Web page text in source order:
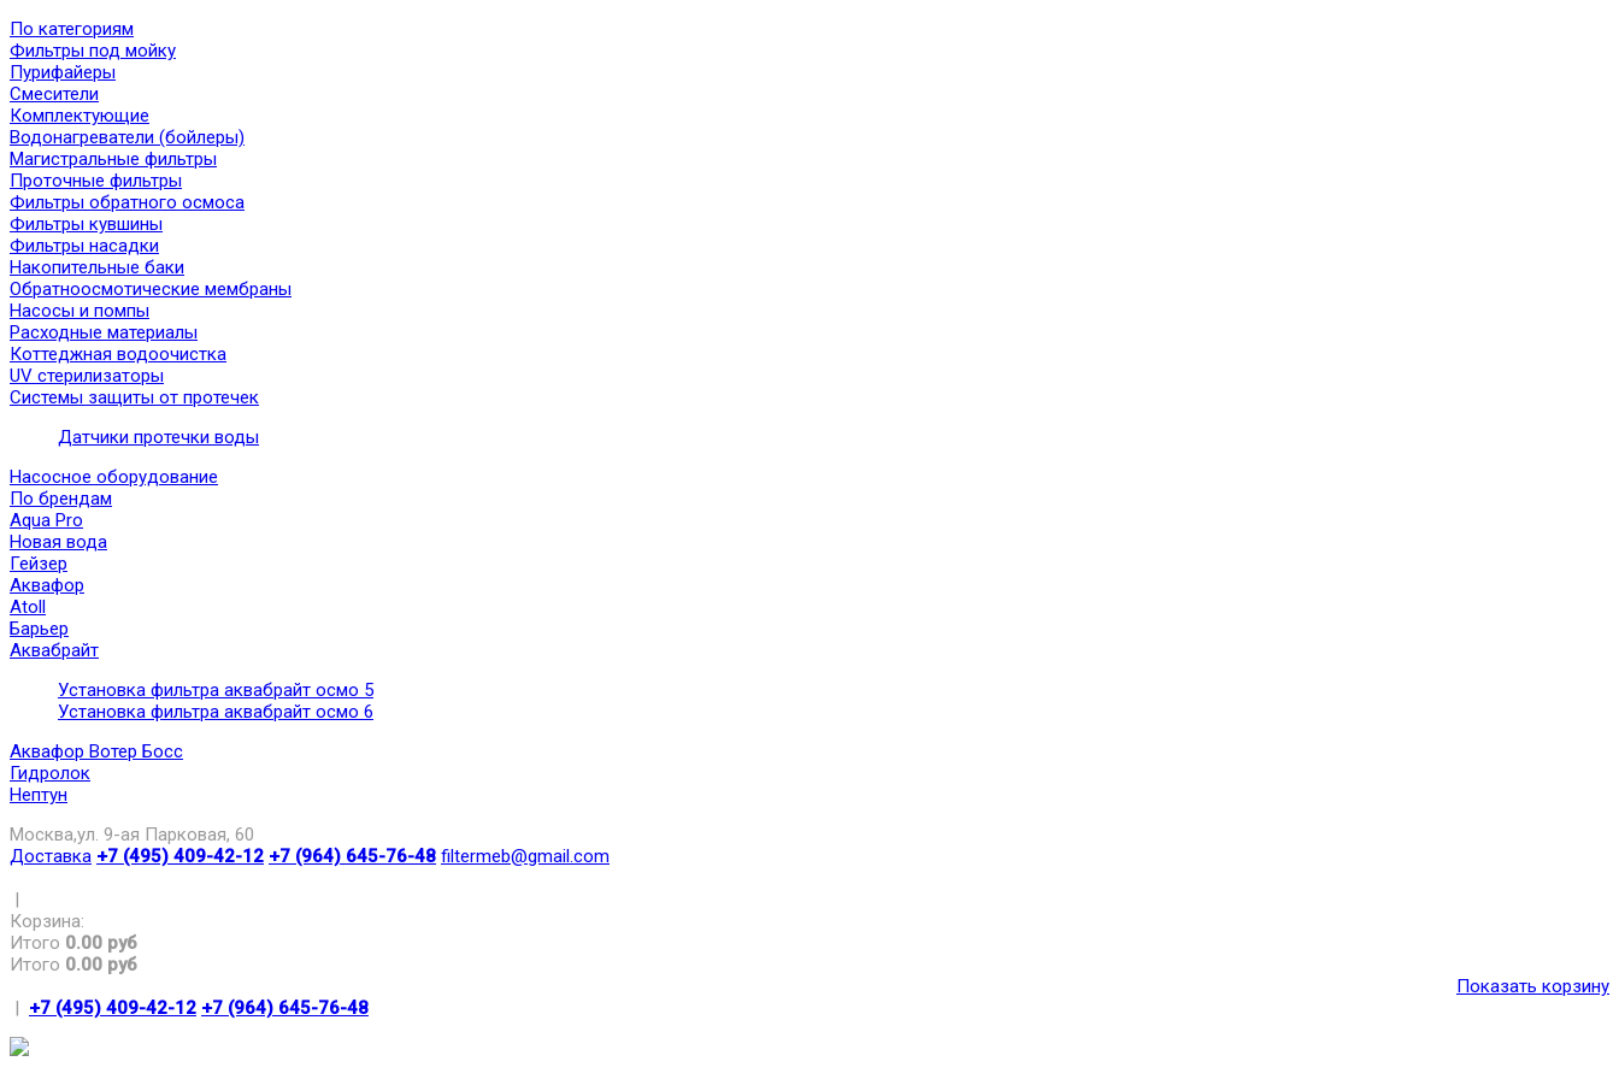
По категориям
Фильтры под мойку
Пурифайеры
Смесители
Комплектующие
Водонагреватели (бойлеры)
Магистральные фильтры
Проточные фильтры
Фильтры обратного осмоса
Фильтры кувшины
Фильтры насадки
Накопительные баки
Обратноосмотические мембраны
Насосы и помпы
Расходные материалы
Коттеджная водоочистка
UV стерилизаторы
Системы защиты от протечек
Датчики протечки воды
Насосное оборудование
По брендам
Aqua Pro
Новая вода
Гейзер
Аквафор
Atoll
Барьер
Аквабрайт
Установка фильтра аквабрайт осмо 5
Установка фильтра аквабрайт осмо 6
Аквафор Вотер Босс
Гидролок
Нептун
Москва,ул. 9-ая Парковая, 60
Доставка +7 (495) 409-42-12 +7 (964) 645-76-48 filtermeb@gmail.com
|
Корзина:
Итого 0.00 руб
Итого 0.00 руб
Показать корзину
| +7 (495) 409-42-12 +7 (964) 645-76-48